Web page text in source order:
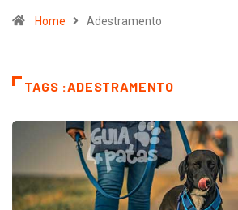
Home Adestramento
TAGS :ADESTRAMENTO